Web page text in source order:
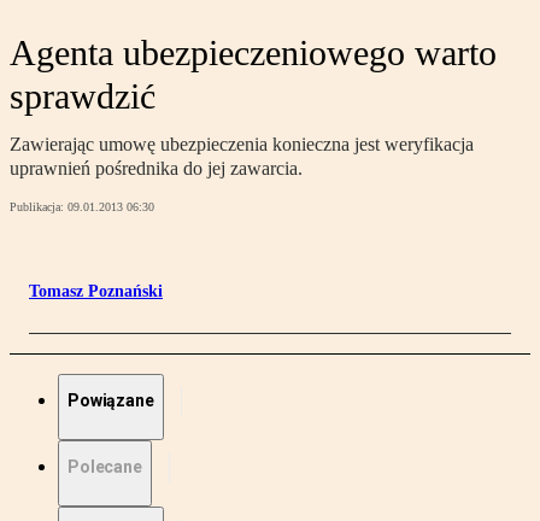
Agenta ubezpieczeniowego warto
sprawdzić
Zawierając umowę ubezpieczenia konieczna jest weryfikacja
uprawnień pośrednika do jej zawarcia.
Publikacja: 09.01.2013 06:30
Tomasz Poznański
Powiązane
Polecane